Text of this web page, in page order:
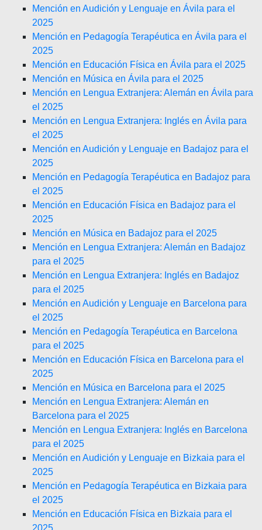
Mención en Audición y Lenguaje en Ávila para el
2025
Mención en Pedagogía Terapéutica en Ávila para el
2025
Mención en Educación Física en Ávila para el 2025
Mención en Música en Ávila para el 2025
Mención en Lengua Extranjera: Alemán en Ávila para
el 2025
Mención en Lengua Extranjera: Inglés en Ávila para
el 2025
Mención en Audición y Lenguaje en Badajoz para el
2025
Mención en Pedagogía Terapéutica en Badajoz para
el 2025
Mención en Educación Física en Badajoz para el
2025
Mención en Música en Badajoz para el 2025
Mención en Lengua Extranjera: Alemán en Badajoz
para el 2025
Mención en Lengua Extranjera: Inglés en Badajoz
para el 2025
Mención en Audición y Lenguaje en Barcelona para
el 2025
Mención en Pedagogía Terapéutica en Barcelona
para el 2025
Mención en Educación Física en Barcelona para el
2025
Mención en Música en Barcelona para el 2025
Mención en Lengua Extranjera: Alemán en
Barcelona para el 2025
Mención en Lengua Extranjera: Inglés en Barcelona
para el 2025
Mención en Audición y Lenguaje en Bizkaia para el
2025
Mención en Pedagogía Terapéutica en Bizkaia para
el 2025
Mención en Educación Física en Bizkaia para el
2025